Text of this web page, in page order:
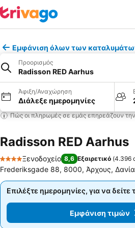
Εμφάνιση όλων των
Προορισμός
Radisson RED Aarhus
Άφιξη/Αναχώρηση
Διάλεξε ημερομηνίες
Πώς οι πληρωμές σε εμάς επηρεάζουν
Radisson RED Aarhus
4 Αστέρια
Ξενοδοχείο 8,6 Εξαιρετικό (4.396
Frederiksgade 88, 8000, Άρχους, Δανία
Επιλέξτε ημερομηνίες, για να δείτε
Εμφάνιση
Επιλέξτε ημερομηνίες, για να δείτε
Εμφάνιση τιμών